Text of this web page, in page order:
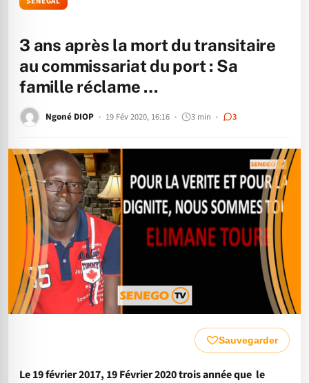
3 ans après la mort du transitaire
au commissariat du port : Sa
famille réclame …
Ngoné DIOP 19 Fév 2020, 16:16 3 min 3
Sauvegarder
Le 19 février 2017, 19 Février 2020 trois année que le